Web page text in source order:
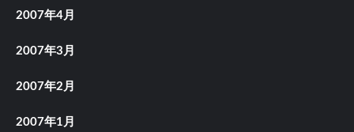
2007年4月
2007年3月
2007年2月
2007年1月